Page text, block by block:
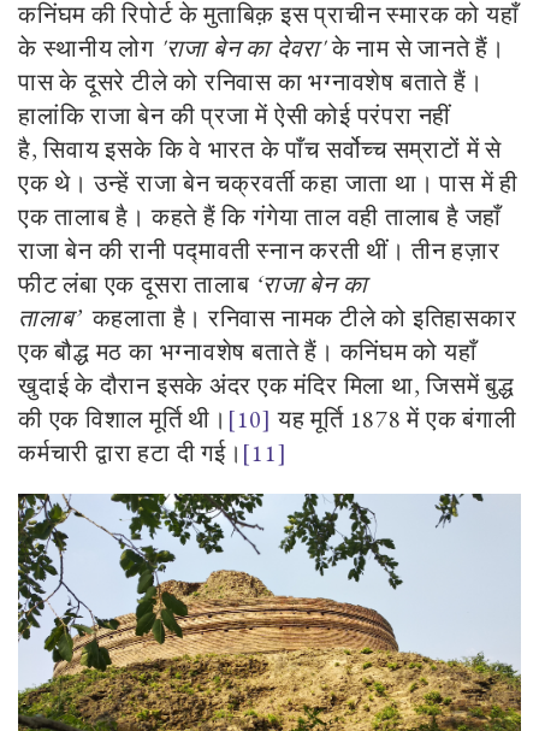
कनिंघम की रिपोर्ट के मुताबिक़ इस प्राचीन स्मारक को यहाँ
के स्थानीय लोग 'राजा बेन का देवरा'के नाम से जानते हैं।
पास के दूसरे टीले को रनिवास का भग्नावशेष बताते हैं।
हालांकि राजा बेन की प्रजा में ऐसी कोई परंपरा नहीं
है,सिवाय इसके कि वे भारत के पाँच सर्वोच्च सम्राटों में से
एक थे। उन्हें राजा बेन चक्रवर्ती कहा जाता था। पास में ही
एक तालाब है। कहते हैं कि गंगेया ताल वही तालाब है जहाँ
राजा बेन की रानी पद्मावती स्नान करती थीं। तीन हज़ार
फीट लंबा एक दूसरा तालाब ‘राजा बेन का
तालाब’ कहलाता है। रनिवास नामक टीले को इतिहासकार
एक बौद्ध मठ का भग्नावशेष बताते हैं। कनिंघम को यहाँ
खुदाई के दौरान इसके अंदर एक मंदिर मिला था,जिसमें बुद्ध
की एक विशाल मूर्ति थी। [10] यह मूर्ति 1878 में एक बंगाली
कर्मचारी द्वारा हटा दी गई। [11]